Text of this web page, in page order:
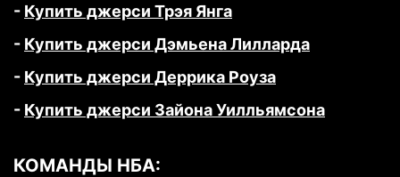
- Купить джерси Трэя Янга
- Купить джерси Дэмьена Лилларда
- Купить джерси Деррика Роуза
- Купить джерси Зайона Уилльямсона
КОМАНДЫ НБА: